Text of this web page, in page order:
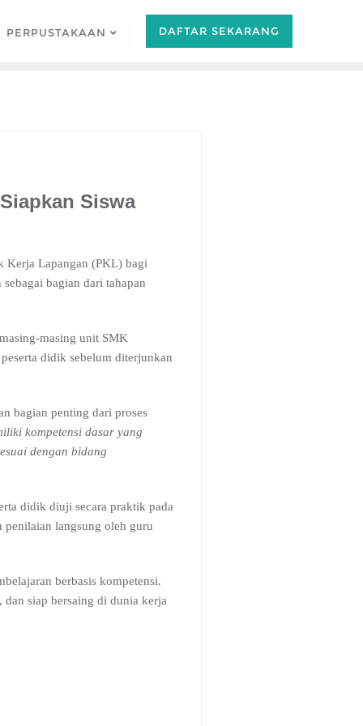
PERPUSTAKAAN DAFTAR SEKARANG
Siswa
Kerja Lapangan (PKL) bagi
bagian dari tahapan
masing unit SMK
didik sebelum diterjunkan
bagian penting dari proses
kompetensi dasar yang
dengan bidang
didik diuji secara praktik pada
penilaian langsung oleh guru
berbasis kompetensi.
siap bersaing di dunia kerja